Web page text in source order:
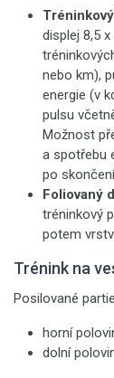
displej 8,5
nebo km),
energie (v
pulsu
Možnost
a spotřebu
po
Foliovaný
tréninkový
potem
Trénink na
Posilované
horní
dolní